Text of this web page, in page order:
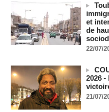
06/08/2026 -
Bénin: le nouveau Sénat élit
06/08/2026 -
La Centrafrique et le
et
de
22/07/
2026
21/07/